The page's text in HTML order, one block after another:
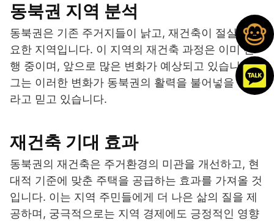
동북권 지역 분석
동북권은 기존 주거지들이 낡고, 재건축이 절실히 필
요한 지역입니다. 이 지역의 재건축 과정은 이미 진
행 중이며, 앞으로 많은 변화가 예상되고 있습니다.
그는 이러한 변화가 동북권의 활력을 불어넣을 것이
라고 믿고 있습니다.
재건축 기대 효과
동북권의 재건축은 주거환경의 미관을 개선하고, 현
대적 기준에 맞춘 주택을 공급하는 효과를 가져올 것
입니다. 이는 지역 주민들에게 더 나은 삶의 질을 제
공하며, 궁극적으로는 지역 경제에도 긍정적인 영향